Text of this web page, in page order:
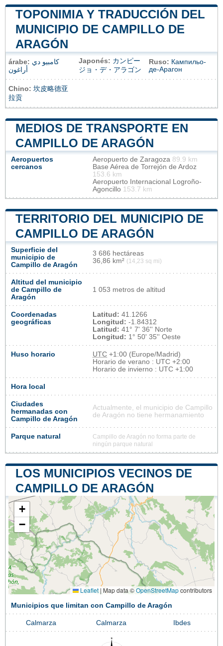
TOPONIMIA Y TRADUCCIÓN DEL
MUNICIPIO DE CAMPILLO DE
ARAGÓN
árabe: كامبيو دي
أراغون
Japonés: カンピー
ジョ・デ・アラゴン
Ruso: Кампильо-
де-Арагон
Chino: 坎皮略德亚
拉贡
MEDIOS DE TRANSPORTE EN
CAMPILLO DE ARAGÓN
Aeropuertos
cercanos
Aeropuerto de Zaragoza 89.9 km
Base Aérea de Torrejón de Ardoz
153.6 km
Aeropuerto Internacional Logroño-
Agoncillo 153.7 km
TERRITORIO DEL MUNICIPIO DE
CAMPILLO DE ARAGÓN
Superficie del
municipio de
Campillo de Aragón
3 686 hectáreas
36,86 km² (14,23 sq mi)
Altitud del municipio
de Campillo de
Aragón
1 053 metros de altitud
Coordenadas
geográficas
Latitud: 41.1266
Longitud: -1.84312
Latitud: 41° 7' 36'' Norte
Longitud: 1° 50' 35'' Oeste
Huso horario UTC +1:00 (Europe/Madrid)
Horario de verano : UTC +2:00
Horario de invierno : UTC +1:00
Hora local
Ciudades
hermanadas con
Campillo de Aragón
Actualmente, el municipio de Campillo
de Aragón no tiene hermanamiento
Parque natural
Campillo de Aragón no forma parte de
ningún parque natural
LOS MUNICIPIOS VECINOS DE
CAMPILLO DE ARAGÓN
+
−
Leaflet | Map data ©OpenStreetMapcontributors
Municipios que limitan con Campillo de Aragón
Calmarza Calmarza Ibdes